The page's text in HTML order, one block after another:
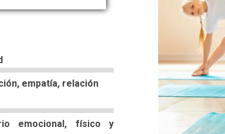
empatía, relación
emocional, físico y